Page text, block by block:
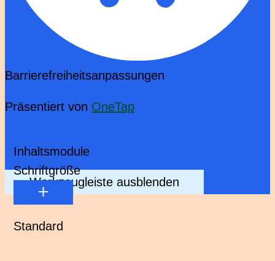
Barrierefreiheitsanpassungen
Präsentiert von OneTap
Werkzeugleiste ausblenden
Inhaltsmodule
Schriftgröße
Standard